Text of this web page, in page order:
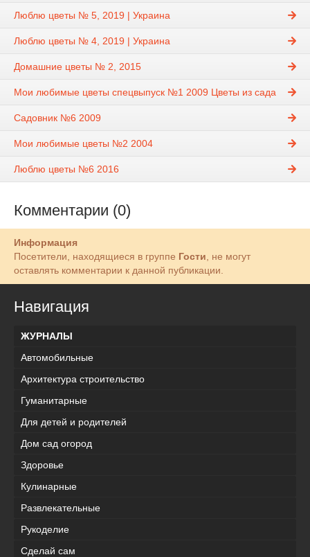
Люблю цветы № 5, 2019 | Украина
Люблю цветы № 4, 2019 | Украина
Домашние цветы № 2, 2015
Мои любимые цветы спецвыпуск №1 2009 Цветы из сада
Садовник №6 2009
Мои любимые цветы №2 2004
Люблю цветы №6 2016
Комментарии (0)
Информация
Посетители, находящиеся в группе Гости, не могут
оставлять комментарии к данной публикации.
Навигация
ЖУРНАЛЫ
Автомобильные
Архитектура строительство
Гуманитарные
Для детей и родителей
Дом сад огород
Здоровье
Кулинарные
Развлекательные
Рукоделие
Сделай сам